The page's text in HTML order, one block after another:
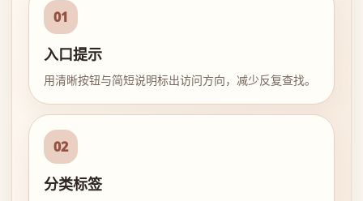
01
入口提示
用清晰按钮与简短说明标出访问方向，减少反复查找。
02
分类标签